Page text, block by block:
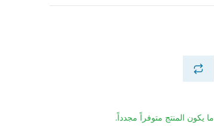
يكون المنتج متوفراً مجدداً.